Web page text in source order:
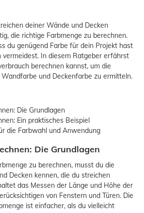
deiner Wände und Decken
die richtige Farbmenge zu berechnen.
du genügend Farbe für dein Projekt hast
vermeidest. In diesem Ratgeber erfährst
berechnen kannst, um die
und Deckenfarbe zu ermitteln.
Die Grundlagen
Ein praktisches Beispiel
die Farbwahl und Anwendung
Die Grundlagen
zu berechnen, musst du die
Decken kennen, die du streichen
das Messen der Länge und Höhe der
von Fenstern und Türen. Die
ist einfacher, als du vielleicht